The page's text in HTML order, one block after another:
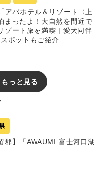
アパホテル＆リゾート〈上
まったよ！大自然を間近で
ゾート旅を満喫 | 愛犬同伴
ポットもご紹介
っと見る
郡】「AWAUMI 富士河口湖